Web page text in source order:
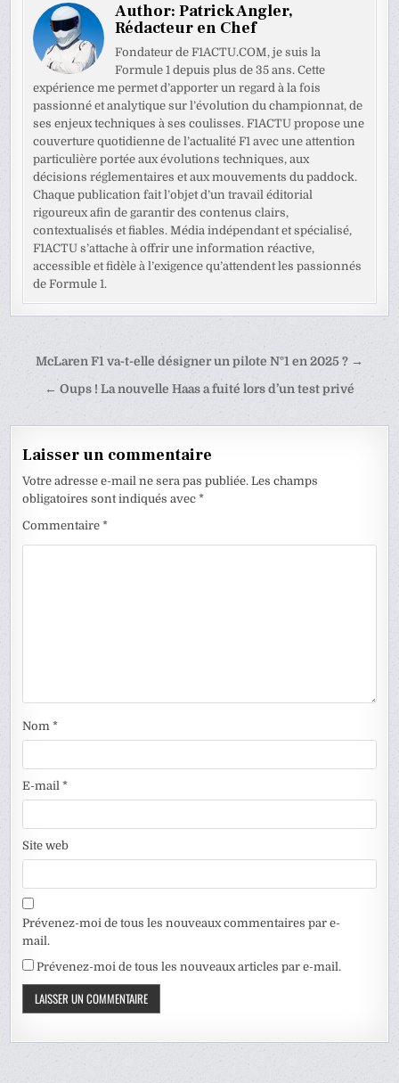
Author:Patrick Angler,
Rédacteur en Chef
Fondateur de F1ACTU.COM, je suis la
Formule 1 depuis plus de 35 ans. Cette
expérience me permet d’apporter un regard à la fois
passionné et analytique sur l’évolution du championnat, de
ses enjeux techniques à ses coulisses. F1ACTU propose une
couverture quotidienne de l’actualité F1 avec une attention
particulière portée aux évolutions techniques, aux
décisions réglementaires et aux mouvements du paddock.
Chaque publication fait l’objet d’un travail éditorial
rigoureux afin de garantir des contenus clairs,
contextualisés et fiables. Média indépendant et spécialisé,
F1ACTU s’attache à offrir une information réactive,
accessible et fidèle à l’exigence qu’attendent les passionnés
de Formule 1.
Navigation
McLaren F1 va-t-elle désigner un pilote N°1 en 2025 ? →
← Oups ! La nouvelle Haas a fuité lors d’un test privé
Laisser un commentaire
Votre adresse e-mail ne sera pas publiée. Les champs
obligatoires sont indiqués avec*
Commentaire*
Nom*
E-mail*
Site web
Prévenez-moi de tous les nouveaux commentaires par e-
mail.
Prévenez-moi de tous les nouveaux articles par e-mail.